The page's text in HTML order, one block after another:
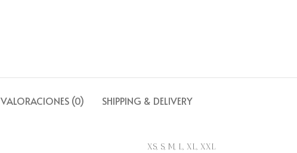
VALORACIONES (0) SHIPPING & DELIVERY
XS, S, M, L, XL, XXL